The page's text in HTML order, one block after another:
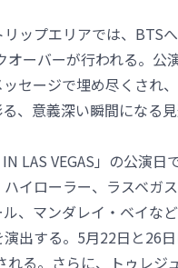
ップエリアでは、BTS
ーバーが行われる。公
セージで埋め尽くされ
、意義深い瞬間になる見
IN LAS VEGAS」の公演
イローラー、ラスベガ
、マンダレイ・ベイな
出する。5月22日と26
る。さらに、トゥレジ